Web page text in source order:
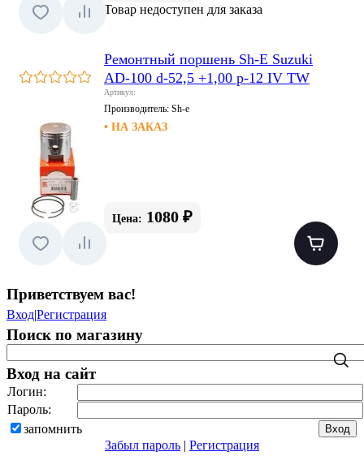
Товар недоступен для заказа
Ремонтный поршень Sh-E Suzuki
AD-100 d-52,5 +1,00 p-12 IV TW
Артикул:
Производитель: Sh-e
• НА ЗАКАЗ
Цена: 1080 ₽
Приветствуем вас!
Вход|Регистрация
Поиск по магазину
Вход на сайт
Логин:
Пароль:
запомнить
Забыл пароль | Регистрация